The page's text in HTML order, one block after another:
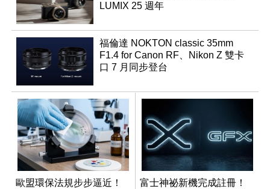
LUMIX 25 週年
福倫達 NOKTON classic 35mm
F1.4 for Canon RF、Nikon Z 雙卡
口 7 月同步登台
歐盟環保法規步步逼近！
富士神祕新機完成註冊！